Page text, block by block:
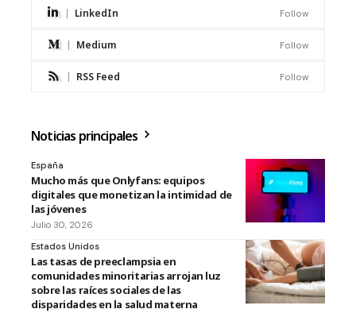
LinkedIn Follow
Medium Follow
RSS Feed Follow
Noticias principales
España
Mucho más que Onlyfans: equipos
digitales que monetizan la intimidad de
las jóvenes
Julio 30, 2026
Estados Unidos
Las tasas de preeclampsia en
comunidades minoritarias arrojan luz
sobre las raíces sociales de las
disparidades en la salud materna